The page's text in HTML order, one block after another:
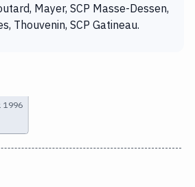
Mayer, SCP Masse-Dessen,
Thouvenin, SCP Gatineau.
1996